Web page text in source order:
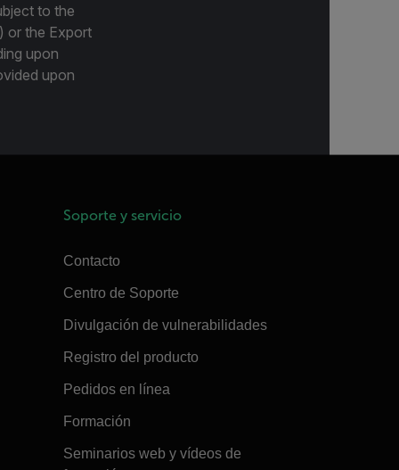
to the
or the Export
upon
upon
Soporte y servicio
Contacto
Centro de Soporte
Divulgación de vulnerabilidades
Registro del producto
Pedidos en línea
Formación
Seminarios web y vídeos de